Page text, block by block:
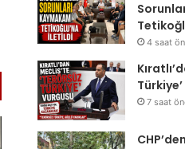
4 saat
7 saat